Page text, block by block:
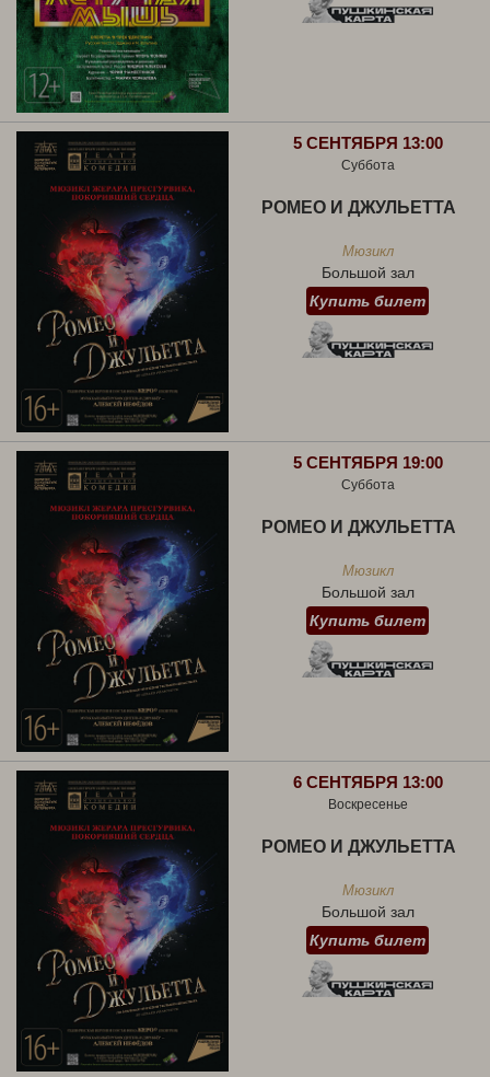
5 СЕНТЯБРЯ 13:00
Суббота
РОМЕО И ДЖУЛЬЕТТА
Мюзикл
Большой зал
Купить билет
5 СЕНТЯБРЯ 19:00
Суббота
РОМЕО И ДЖУЛЬЕТТА
Мюзикл
Большой зал
Купить билет
6 СЕНТЯБРЯ 13:00
Воскресенье
РОМЕО И ДЖУЛЬЕТТА
Мюзикл
Большой зал
Купить билет